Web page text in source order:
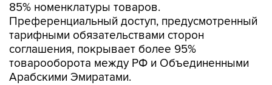
85% номенклатуры товаров.
Преференциальный доступ, предусмотренный
тарифными обязательствами сторон
соглашения, покрывает более 95%
товарооборота между РФ и Объединенными
Арабскими Эмиратами.